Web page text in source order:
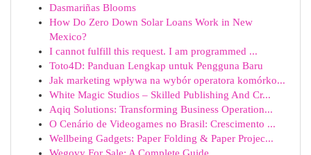
Dasmariñas Blooms
How Do Zero Down Solar Loans Work in New
Mexico?
I cannot fulfill this request. I am programmed ...
Toto4D: Panduan Lengkap untuk Pengguna Baru
Jak marketing wpływa na wybór operatora komórko...
White Magic Studios – Skilled Publishing And Cr...
Aqiq Solutions: Transforming Business Operation...
O Cenário de Videogames no Brasil: Crescimento ...
Wellbeing Gadgets: Paper Folding & Paper Projec...